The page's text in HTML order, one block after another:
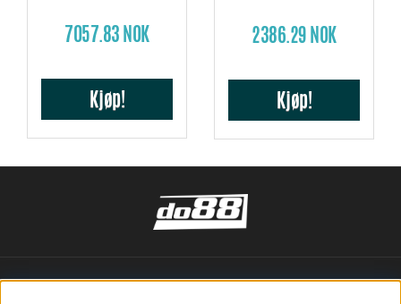
7057.83 NOK
Kjøp!
2386.29 NOK
Kjøp!